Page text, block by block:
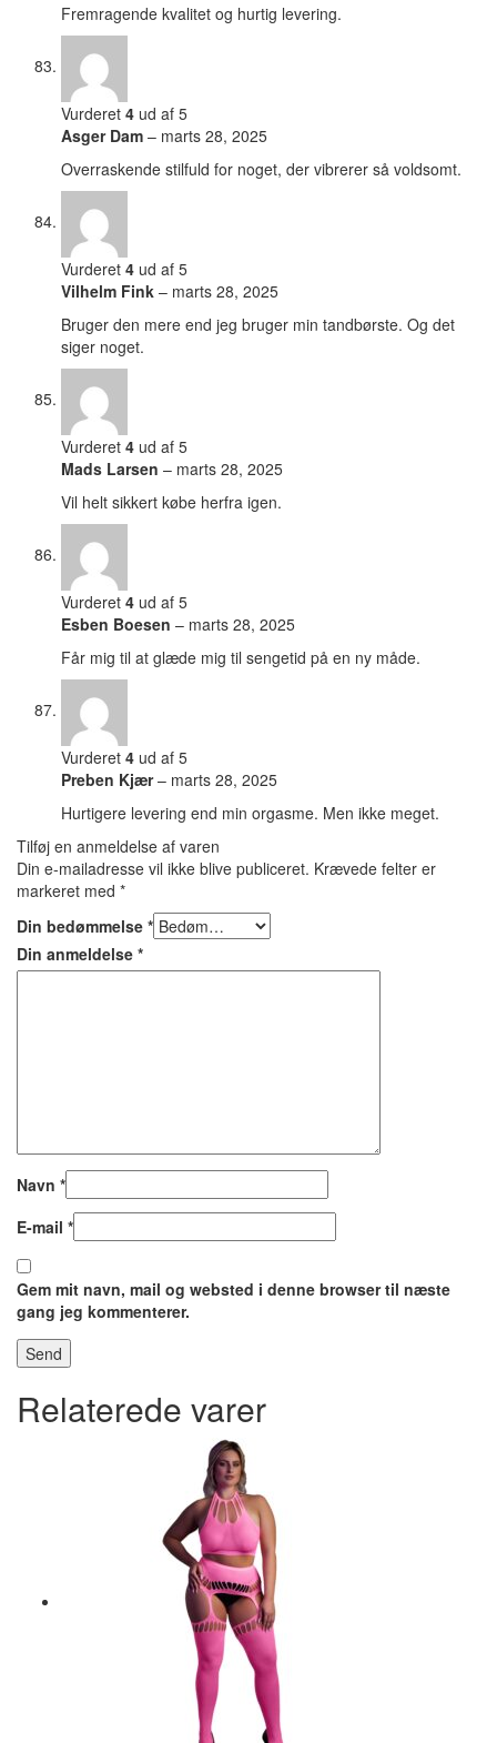
Fremragende kvalitet og hurtig levering.
Vurderet 4 ud af 5
Asger Dam – marts 28, 2025
Overraskende stilfuld for noget, der vibrerer så voldsomt.
Vurderet 4 ud af 5
Vilhelm Fink – marts 28, 2025
Bruger den mere end jeg bruger min tandbørste. Og det
siger noget.
Vurderet 4 ud af 5
Mads Larsen – marts 28, 2025
Vil helt sikkert købe herfra igen.
Vurderet 4 ud af 5
Esben Boesen – marts 28, 2025
Får mig til at glæde mig til sengetid på en ny måde.
Vurderet 4 ud af 5
Preben Kjær– marts 28, 2025
Hurtigere levering end min orgasme. Men ikke meget.
Tilføj en anmeldelse af varen
Din e-mailadresse vil ikke blive publiceret. Krævede felter er
markeret med *
Din bedømmelse *
Din anmeldelse *
Navn *
E-mail *
Gem mit navn, mail og websted i denne browser til næste
gang jeg kommenterer.
Relaterede varer